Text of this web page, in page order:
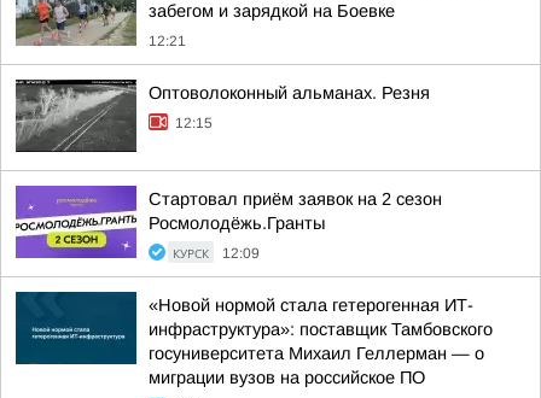
забегом и зарядкой на Боевке
12:21
Оптоволоконный альманах. Резня
12:15
Стартовал приём заявок на 2 сезон
Росмолодёжь.Гранты
КУРСК 12:09
«Новой нормой стала гетерогенная ИТ-
инфраструктура»: поставщик Тамбовского
госуниверситета Михаил Геллерман — о
миграции вузов на российское ПО